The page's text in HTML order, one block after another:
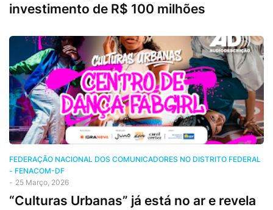
investimento de R$ 100 milhões
FEDERAÇÃO NACIONAL DOS COMUNICADORES NO DISTRITO FEDERAL
- FENACOM-DF
- 25 Março, 2026
“Culturas Urbanas” já está no ar e revela